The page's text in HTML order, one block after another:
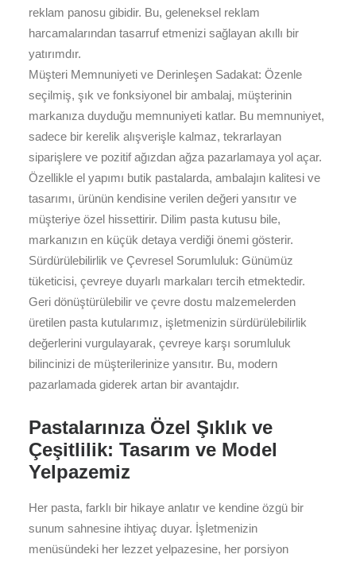
reklam panosu gibidir. Bu, geleneksel reklam
harcamalarından tasarruf etmenizi sağlayan akıllı bir
yatırımdır.
Müşteri Memnuniyeti ve Derinleşen Sadakat: Özenle
seçilmiş, şık ve fonksiyonel bir ambalaj, müşterinin
markanıza duyduğu memnuniyeti katlar. Bu memnuniyet,
sadece bir kerelik alışverişle kalmaz, tekrarlayan
siparişlere ve pozitif ağızdan ağza pazarlamaya yol açar.
Özellikle el yapımı butik pastalarda, ambalajın kalitesi ve
tasarımı, ürünün kendisine verilen değeri yansıtır ve
müşteriye özel hissettirir. Dilim pasta kutusu bile,
markanızın en küçük detaya verdiği önemi gösterir.
Sürdürülebilirlik ve Çevresel Sorumluluk: Günümüz
tüketicisi, çevreye duyarlı markaları tercih etmektedir.
Geri dönüştürülebilir ve çevre dostu malzemelerden
üretilen pasta kutularımız, işletmenizin sürdürülebilirlik
değerlerini vurgulayarak, çevreye karşı sorumluluk
bilincinizi de müşterilerinize yansıtır. Bu, modern
pazarlamada giderek artan bir avantajdır.
Pastalarınıza Özel Şıklık ve
Çeşitlilik: Tasarım ve Model
Yelpazemiz
Her pasta, farklı bir hikaye anlatır ve kendine özgü bir
sunum sahnesine ihtiyaç duyar. İşletmenizin
menüsündeki her lezzet yelpazesine, her porsiyon